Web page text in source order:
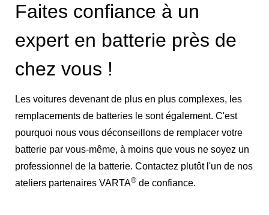
Faites confiance à un
expert en batterie près de
chez vous !
Les voitures devenant de plus en plus complexes, les
remplacements de batteries le sont également. C'est
pourquoi nous vous déconseillons de remplacer votre
batterie par vous-même, à moins que vous ne soyez un
professionnel de la batterie. Contactez plutôt l'un de nos
ateliers partenaires VARTA® de confiance.